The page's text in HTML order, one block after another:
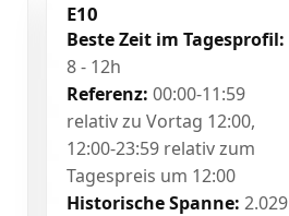
E10
Beste Zeit im Tagesprofil:
8 - 12h
Referenz: 00:00-11:59
relativ zu Vortag 12:00,
12:00-23:59 relativ zum
Tagespreis um 12:00
Historische Spanne: 2.029